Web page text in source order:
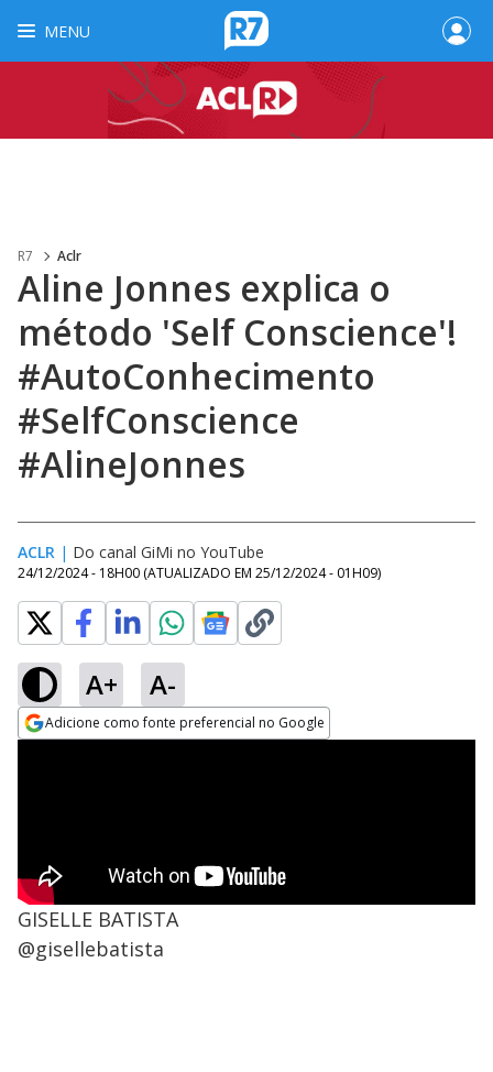
MENU
R7 Aclr
Aline Jonnes explica o
método 'Self Conscience'!
#AutoConhecimento
#SelfConscience
#AlineJonnes
ACLR | Do canal GiMi no YouTube
24/12/2024 - 18H00 (ATUALIZADO EM 25/12/2024 - 01H09)
A+ A-
Adicione como fonte preferencial no Google
GISELLE BATISTA
@gisellebatista